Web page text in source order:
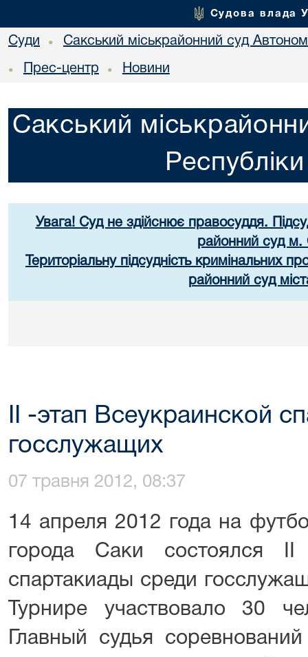
Судова влада
Суди • Сакський міськрайонний суд
• Прес-центр • Новини
Сакський
Увага! Суд не здійснює правосуддя.
районний суд м.
Територіальну підсудність кримінальних
районний суд
II -этап Всеукраинской
госслужащих
07 травня 2012, 08:37
14 апреля 2012 года на
города Саки состоялся II
спартакиады среди
Турнире участвовало 30
Главный судья